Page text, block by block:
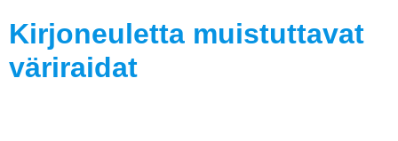
Kirjoneuletta muistuttavat
väriraidat